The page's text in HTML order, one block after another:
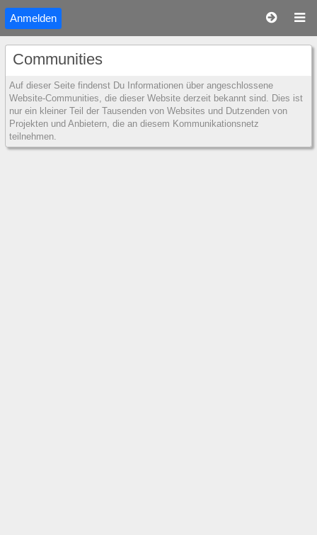
Anmelden
Communities
Auf dieser Seite findenst Du Informationen über angeschlossene
Website-Communities, die dieser Website derzeit bekannt sind. Dies ist
nur ein kleiner Teil der Tausenden von Websites und Dutzenden von
Projekten und Anbietern, die an diesem Kommunikationsnetz
teilnehmen.